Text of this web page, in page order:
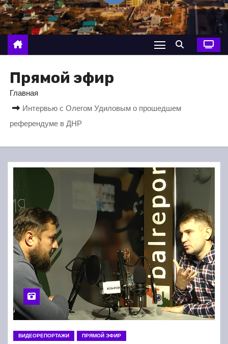
о
м
у
Прямой эфир
Главная
Интервью с Олегом Удиловым о прошедшем
референдуме в ДНР
ВИДЕОРЕПОРТАЖИ ПРЯМОЙ ЭФИР